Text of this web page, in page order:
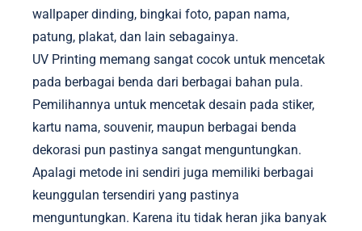
wallpaper dinding, bingkai foto, papan nama,
patung, plakat, dan lain sebagainya.
UV Printing memang sangat cocok untuk mencetak
pada berbagai benda dari berbagai bahan pula.
Pemilihannya untuk mencetak desain pada stiker,
kartu nama, souvenir, maupun berbagai benda
dekorasi pun pastinya sangat menguntungkan.
Apalagi metode ini sendiri juga memiliki berbagai
keunggulan tersendiri yang pastinya
menguntungkan. Karena itu tidak heran jika banyak